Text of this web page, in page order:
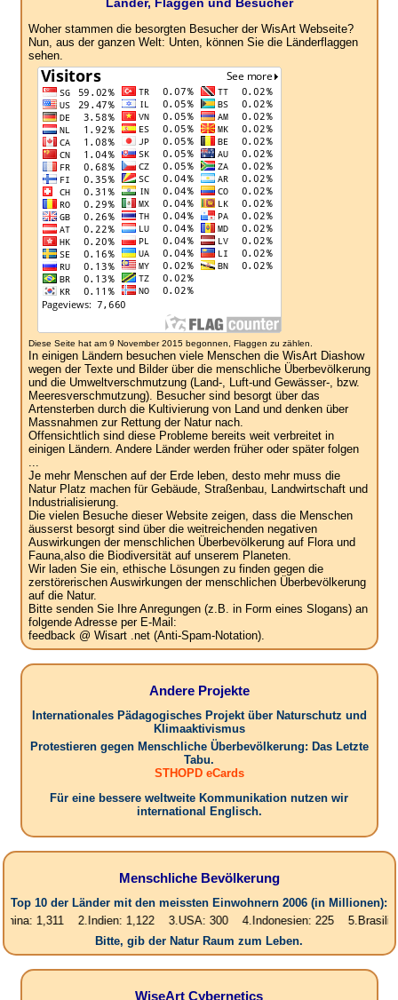
Länder, Flaggen und Besucher
Woher stammen die besorgten Besucher der WisArt Webseite?
Nun, aus der ganzen Welt: Unten, können Sie die Länderflaggen
sehen.
Diese Seite hat am 9 November 2015 begonnen, Flaggen zu zählen.
In einigen Ländern besuchen viele Menschen die WisArt Diashow
wegen der Texte und Bilder über die menschliche Überbevölkerung
und die Umweltverschmutzung (Land-, Luft-und Gewässer-, bzw.
Meeresverschmutzung). Besucher sind besorgt über das
Artensterben durch die Kultivierung von Land und denken über
Massnahmen zur Rettung der Natur nach.
Offensichtlich sind diese Probleme bereits weit verbreitet in
einigen Ländern. Andere Länder werden früher oder später folgen
...
Je mehr Menschen auf der Erde leben, desto mehr muss die
Natur Platz machen für Gebäude, Straßenbau, Landwirtschaft und
Industrialisierung.
Die vielen Besuche dieser Website zeigen, dass die Menschen
äusserst besorgt sind über die weitreichenden negativen
Auswirkungen der menschlichen Überbevölkerung auf Flora und
Fauna,also die Biodiversität auf unserem Planeten.
Wir laden Sie ein, ethische Lösungen zu finden gegen die
zerstörerischen Auswirkungen der menschlichen Überbevölkerung
auf die Natur.
Bitte senden Sie Ihre Anregungen (z.B. in Form eines Slogans) an
folgende Adresse per E-Mail:
feedback @ Wisart .net (Anti-Spam-Notation).
Andere Projekte
Internationales Pädagogisches Projekt über Naturschutz und
Klimaaktivismus
Protestieren gegen Menschliche Überbevölkerung: Das Letzte
Tabu.
STHOPD eCards
Für eine bessere weltweite Kommunikation nutzen wir
international Englisch.
Menschliche Bevölkerung
Top 10 der Länder mit den meissten Einwohnern 2006 (in Millionen):
2.Indien: 1,122 3.USA: 300 4.Indonesien: 225 5.Brasilien: 187
Bitte, gib der Natur Raum zum Leben.
WiseArt Cybernetics